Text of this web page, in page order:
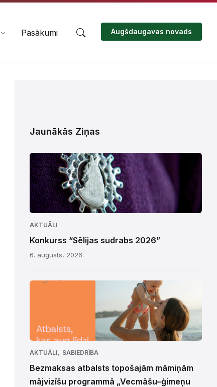
Pasākumi Augšdaugavas novads
Jaunākās Ziņas
AKTUĀLI
Konkurss “Sēlijas sudrabs 2026”
6. augusts, 2026.
AKTUĀLI, SABIEDRĪBA
Bezmaksas atbalsts topošajām māmiņām
mājvizīšu programmā „Vecmāšu–ģimeņu